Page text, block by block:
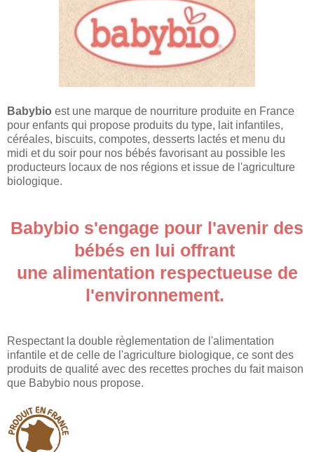
Babybio est une marque de nourriture produite en France
pour enfants qui propose produits du type, lait infantiles,
céréales, biscuits, compotes, desserts lactés et menu du
midi et du soir pour nos bébés favorisant au possible les
producteurs locaux de nos régions et issue de l'agriculture
biologique.
Babybio s'engage pour l'avenir des
bébés en lui offrant
une alimentation respectueuse de
l'environnement.
Respectant la double règlementation de l'alimentation
infantile et de celle de l'agriculture biologique, ce sont des
produits de qualité avec des recettes proches du fait maison
que Babybio nous propose.